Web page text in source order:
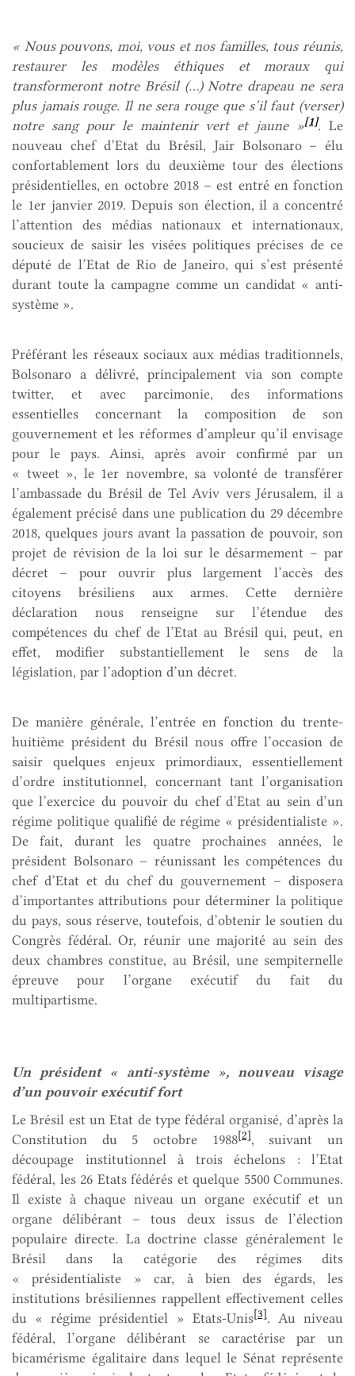
« Nous pouvons, moi, vous et nos familles, tous réunis,
restaurer les modèles éthiques et moraux qui
transformeront notre Brésil (…) Notre drapeau ne sera
plus jamais rouge. Il ne sera rouge que s’il faut (verser)
notre sang pour le maintenir vert et jaune »[1]. Le
nouveau chef d’Etat du Brésil, Jair Bolsonaro – élu
confortablement lors du deuxième tour des élections
présidentielles, en octobre 2018 – est entré en fonction
le 1er janvier 2019. Depuis son élection, il a concentré
l’attention des médias nationaux et internationaux,
soucieux de saisir les visées politiques précises de ce
député de l’Etat de Rio de Janeiro, qui s’est présenté
durant toute la campagne comme un candidat « anti-
système ».
Préférant les réseaux sociaux aux médias traditionnels,
Bolsonaro a délivré, principalement via son compte
twitter, et avec parcimonie, des informations
essentielles concernant la composition de son
gouvernement et les réformes d’ampleur qu’il envisage
pour le pays. Ainsi, après avoir confirmé par un
« tweet », le 1er novembre, sa volonté de transférer
l’ambassade du Brésil de Tel Aviv vers Jérusalem, il a
également précisé dans une publication du 29 décembre
2018, quelques jours avant la passation de pouvoir, son
projet de révision de la loi sur le désarmement – par
décret – pour ouvrir plus largement l’accès des
citoyens brésiliens aux armes. Cette dernière
déclaration nous renseigne sur l’étendue des
compétences du chef de l’Etat au Brésil qui, peut, en
effet, modifier substantiellement le sens de la
législation, par l’adoption d’un décret.
De manière générale, l’entrée en fonction du trente-
huitième président du Brésil nous offre l’occasion de
saisir quelques enjeux primordiaux, essentiellement
d’ordre institutionnel, concernant tant l’organisation
que l’exercice du pouvoir du chef d’Etat au sein d’un
régime politique qualifié de régime « présidentialiste ».
De fait, durant les quatre prochaines années, le
président Bolsonaro – réunissant les compétences du
chef d’Etat et du chef du gouvernement – disposera
d’importantes attributions pour déterminer la politique
du pays, sous réserve, toutefois, d’obtenir le soutien du
Congrès fédéral. Or, réunir une majorité au sein des
deux chambres constitue, au Brésil, une sempiternelle
épreuve pour l’organe exécutif du fait du
multipartisme.
Un président « anti-système », nouveau visage
d’un pouvoir exécutif fort
Le Brésil est un Etat de type fédéral organisé, d’après la
Constitution du 5 octobre 1988[2], suivant un
découpage institutionnel à trois échelons : l’Etat
fédéral, les 26 Etats fédérés et quelque 5500 Communes.
Il existe à chaque niveau un organe exécutif et un
organe délibérant – tous deux issus de l’élection
populaire directe. La doctrine classe généralement le
Brésil dans la catégorie des régimes dits
« présidentialiste » car, à bien des égards, les
institutions brésiliennes rappellent effectivement celles
du « régime présidentiel » Etats-Unis[3]. Au niveau
fédéral, l’organe délibérant se caractérise par un
bicamérisme égalitaire dans lequel le Sénat représente